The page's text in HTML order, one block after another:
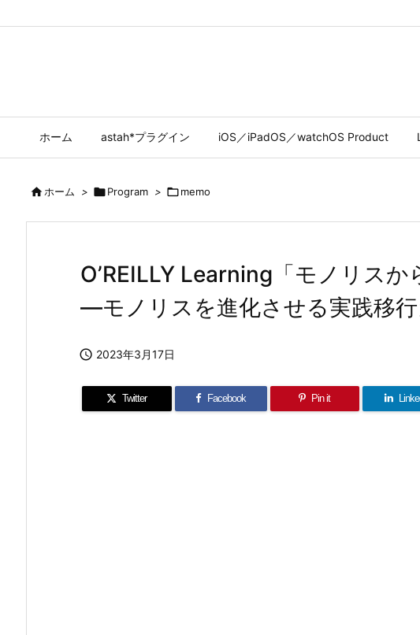
ホーム astah*プラグイン iOS／iPadOS／watchOS Product
ホーム > Program > memo
O’REILLY Learning「モノリス
―モノリスを進化させる実践移
 2023年3月17日
Twitter Facebook Pin it